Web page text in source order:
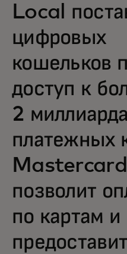
Local
цифровых
кошельков
доступ к
2
платежных
позволит
по картам и
предоставит